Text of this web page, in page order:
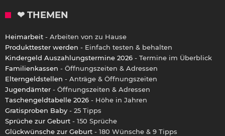
❤ THEMEN
Heimarbeit - Arbeiten von zu Hause
Produkttester werden - Einfach testen & behalten
Kindergeld Auszahlungstermine 2026 - Termine im Überblick
Familienkassen - Öffnungszeiten & Adressen
Elterngeldstellen - Anträge & Öffnungszeiten
Jugendämter - Öffnungszeiten & Adressen
Taschengeldtabelle 2026 - Höhe in Jahren
Gratisproben Baby - 25 Tipps
Sprüche zur Geburt - 150 Sprüche
Glückwünsche zur Geburt - 180 Wünsche & 9 Tipps